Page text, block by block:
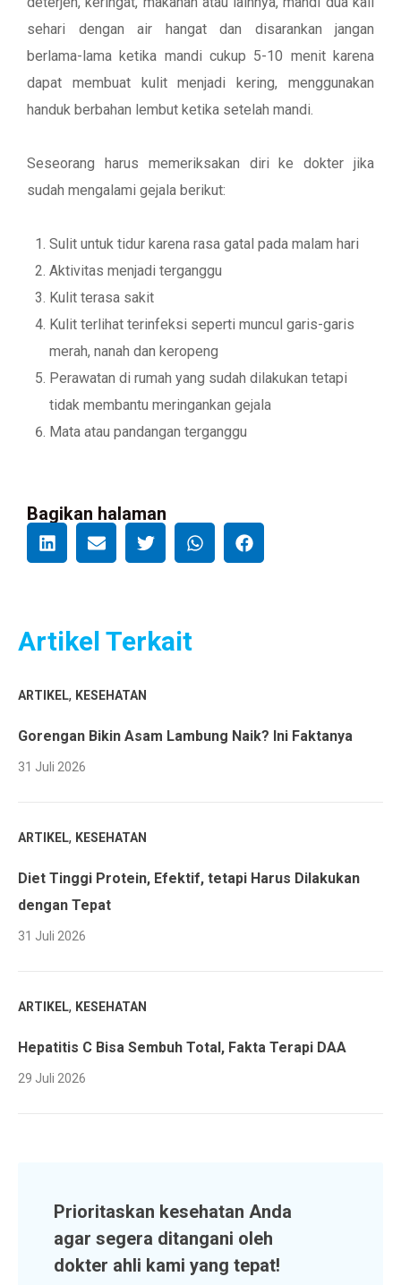
sehari dengan air hangat dan disarankan jangan
berlama-lama ketika mandi cukup 5-10 menit karena
dapat membuat kulit menjadi kering, menggunakan
handuk berbahan lembut ketika setelah mandi.
Seseorang harus memeriksakan diri ke dokter jika
sudah mengalami gejala berikut:
Sulit untuk tidur karena rasa gatal pada malam hari
Aktivitas menjadi terganggu
Kulit terasa sakit
Kulit terlihat terinfeksi seperti muncul garis-garis
merah, nanah dan keropeng
Perawatan di rumah yang sudah dilakukan tetapi
tidak membantu meringankan gejala
Mata atau pandangan terganggu
Bagikan halaman
Artikel Terkait
ARTIKEL, KESEHATAN
Gorengan Bikin Asam Lambung Naik? Ini Faktanya
31 Juli 2026
ARTIKEL, KESEHATAN
Diet Tinggi Protein, Efektif, tetapi Harus Dilakukan
dengan Tepat
31 Juli 2026
ARTIKEL, KESEHATAN
Hepatitis C Bisa Sembuh Total, Fakta Terapi DAA
29 Juli 2026
Prioritaskan kesehatan Anda
agar segera ditangani oleh
dokter ahli kami yang tepat!